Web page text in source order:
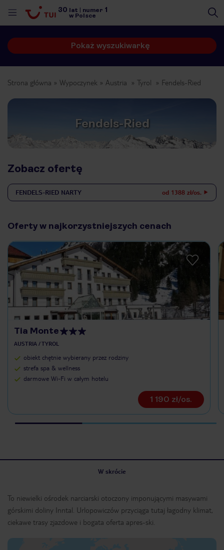
30 lat numer 1
w Polsce
Pokaż wyszukiwarkę
Strona główna Wypoczynek Austria Tyrol Fendels-Ried
Fendels-Ried
Zobacz ofertę
FENDELS-RIED NARTY od 1388 zł/os.
Oferty w najkorzystniejszych cenach
Tia Monte
AUSTRIA / TYROL
obiekt chętnie wybierany przez rodziny
strefa spa & wellness
darmowe Wi-Fi w całym hotelu
1 190 zł/os.
W skrócie
To niewielki ośrodek narciarski otoczony imponującymi masywami
górskimi doliny Inntal. Urlopowiczów przyciąga tutaj łagodny klimat,
ciekawe trasy zjazdowe i bogata oferta apres-ski.